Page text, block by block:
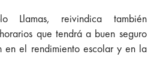
Llamas, reivindica también
que tendrá a buen seguro
en el rendimiento escolar y en la